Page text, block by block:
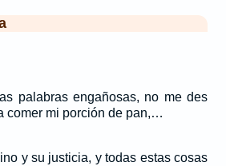
palabras engañosas, no me des
comer mi porción de pan,…
y su justicia, y todas estas cosas